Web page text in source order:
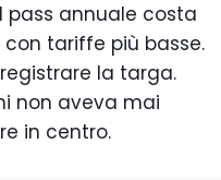
pass annuale costa
con tariffe più basse.
la targa.
non aveva mai
in centro.